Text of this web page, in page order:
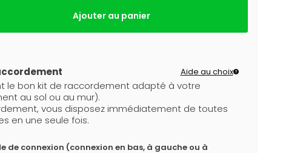
Ajouter au panier
Aide au choix
le bon kit de raccordement adapté à votre
au sol ou au mur).
vous disposez immédiatement de toutes
en une seule fois.
de connexion (connexion en bas, à gauche ou à